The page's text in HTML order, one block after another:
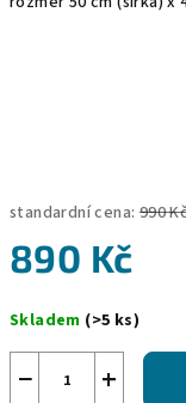
standardní cena: 990
890 Kč
cena:
Skladem (>5 ks)
+
−